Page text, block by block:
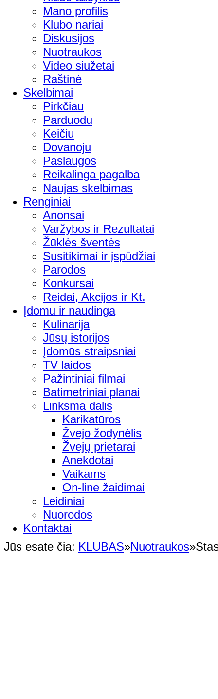
Mano profilis
Klubo nariai
Diskusijos
Nuotraukos
Video siužetai
Raštinė
Skelbimai
Pirkčiau
Parduodu
Keičiu
Dovanoju
Paslaugos
Reikalinga pagalba
Naujas skelbimas
Renginiai
Anonsai
Varžybos ir Rezultatai
Žūklės šventės
Susitikimai ir įspūdžiai
Parodos
Konkursai
Reidai, Akcijos ir Kt.
Įdomu ir naudinga
Kulinarija
Jūsų istorijos
Įdomūs straipsniai
TV laidos
Pažintiniai filmai
Batimetriniai planai
Linksma dalis
Karikatūros
Žvejo žodynėlis
Žvejų prietarai
Anekdotai
Vaikams
On-line žaidimai
Leidiniai
Nuorodos
Kontaktai
Jūs esate čia: KLUBAS»Nuotraukos»